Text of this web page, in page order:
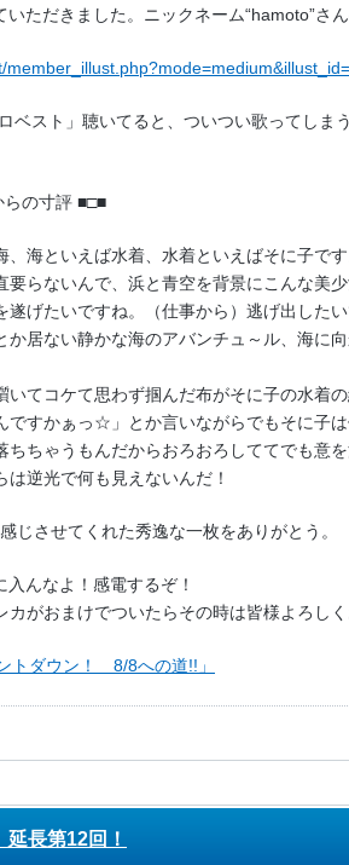
いただきました。ニックネーム“hamoto”さ
ベスト」聴いてると、ついつい歌ってしま
らの寸評 ■□■
、海といえば水着、水着といえばそに子です
要らないんで、浜と青空を背景にこんな美少
遂げたいですね。（仕事から）逃げ出したい
か居ない静かな海のアバンチュ～ル、海に
いてコケて思わず掴んだ布がそに子の水着
ですかぁっ☆」とか言いながらでもそに子
ちちゃうもんだからおろおろしててでも意
は逆光で何も見えないんだ！
じさせてくれた秀逸な一枚をありがとう。
んなよ！感電するぞ！
カがおまけでついたらその時は皆様よろしく
トダウン！ 8/8への道!!」
延長第12回！